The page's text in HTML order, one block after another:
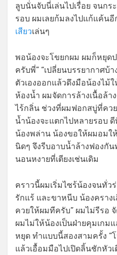
ลูบนั่นจับนี่เล่นไปเรื่อย จนก
รอบ ผมเลยก้มลงไปแก้แค้น
เสียวเล่นๆ
พอน้องจะโขยกผม ผมก็หยุด
ครับพี่” “เปลี่ยนบรรยากาศบ้
ตัวเองออกแล้วดึงมือน้องไม้
ห้องน้ำ ผมจัดการล้างเนื้อล้
ไร้กลิ่น ช่วงที่ผมฟอกสบู่ที่คว
น้ำน้องจะแตกไปหลายรอบ
น้องพล่าน น้องขอให้ผมอมใ
นิดๆ จึงรีบอาบน้ำล้างฟองกั
นอนหงายที่เตียงเช่นเดิม
คราวนี้ผมเริ่มไซร้น้องจนทั่ว
รักแร้ และขาหนีบ น้องคราง
ควยให้ผมทีครับ” ผมไม่รีรอ
ผมไม่ให้น้องเป็นฝ่ายคุมเกม
หยุด ทำแบบนี้สองสามครั้ง “
แล้วเอื้อมมือไปเปิดลิ้นชักหัว